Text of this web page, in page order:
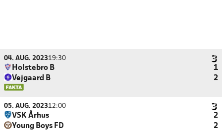
04. AUG. 202319:30
Holstebro B
1
Vejgaard B
2
05. AUG. 202312:00
VSK Århus
2
Young Boys FD
2